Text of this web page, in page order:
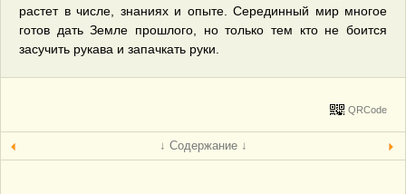
растет в числе, знаниях и опыте. Серединный мир многое
готов дать Земле прошлого, но только тем кто не боится
засучить рукава и запачкать руки.
QRCode
↓ Содержание ↓